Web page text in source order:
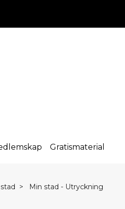
Gratismaterial
Min stad - Utryckning